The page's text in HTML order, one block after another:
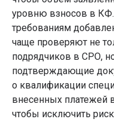
уровню взносов в КФ.
требованиям
чаще проверяют не
подрядчиков в СРО,
подтверждающие
о квалификации
внесенных платежей
чтобы исключить